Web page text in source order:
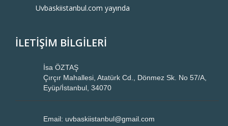
Uvbaskiistanbul.com yayında
İLETİŞİM BİLGİLERİ
İsa ÖZTAŞ
Çırçır Mahallesi, Atatürk Cd., Dönmez Sk. No 57/A,
Eyüp/İstanbul, 34070
Email: uvbaskiistanbul@gmail.com